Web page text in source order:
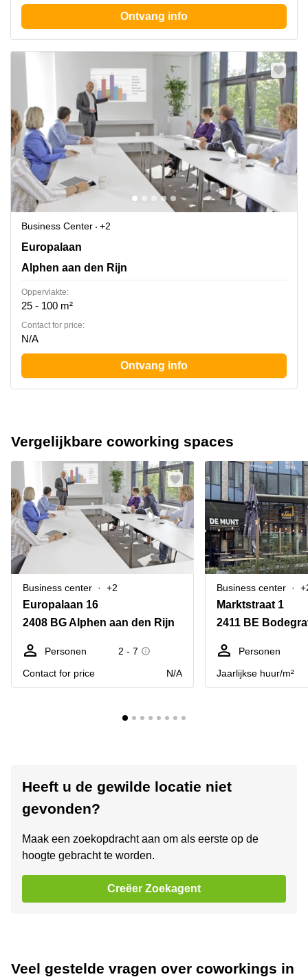
Ontvang info
Business Center
+2
Europalaan 16, Alphen aan den Rijn
Europalaan
Alphen aan den Rijn
Oppervlakte:
25 - 100 m²
Contact for price:
N/A
Ontvang info
Vergelijkbare coworking spaces
Business center +2
Europalaan 16
2408 BG Alphen aan den Rijn
Personen
2 - 7
Contact for price
N/A
Business center
Marktstraat 1
Personen
Jaarlijkse huur/m²
Heeft u de gewilde locatie niet
gevonden?
Maak een zoekopdracht aan om als eerste op de
hoogte gebracht te worden.
Creëer Zoekagent
Veel gestelde vragen over coworkings in